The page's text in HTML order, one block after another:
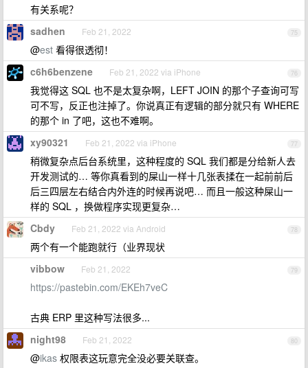
有关系呢？
75
sadhen Feb 21, 2022
@est 看得很透彻！
76
c6h6benzene Feb 21, 2022 via iPhone
我觉得这 SQL 也不是太复杂啊，LEFT JOIN 的那个子查询可写
可不写，反正也注掉了。你说真正有逻辑的部分就只有 WHERE
的那个 in 了吧，这也不难啊。
77
xy90321 Feb 21, 2022 via iPhone
稍微复杂点后台系统里，这种程度的 SQL 我们都是分给新人去
开发测试的… 等你真看到的屎山一样十几张表揉在一起前前后
后三四层左右结合内外连的时候再说吧… 而且一般这种屎山一
样的 SQL ，换做程序实现更复杂…
78
Cbdy Feb 21, 2022 via Android
两个有一个能跑就行（业界现状
79
vibbow Feb 21, 2022
https://pastebin.com/EKEh7veC
古典 ERP 里这种写法很多...
80
night98 Feb 21, 2022
@ikas 权限表这玩意完全没必要关联查。